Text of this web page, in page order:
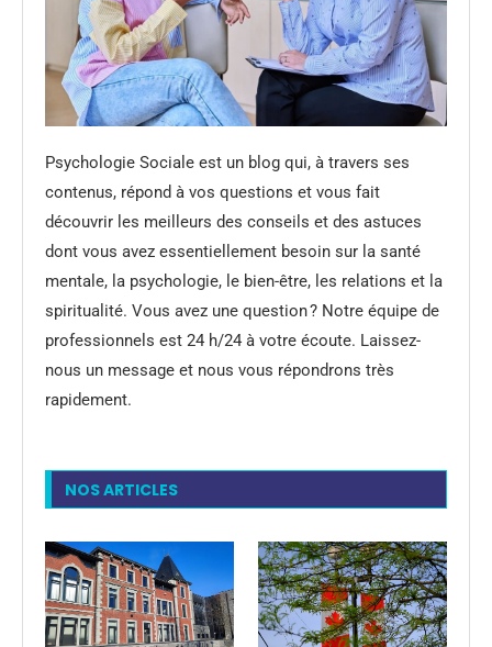
Psychologie Sociale est un blog qui, à travers ses
contenus, répond à vos questions et vous fait
découvrir les meilleurs des conseils et des astuces
dont vous avez essentiellement besoin sur la santé
mentale, la psychologie, le bien-être, les relations et la
spiritualité. Vous avez une question ? Notre équipe de
professionnels est 24 h/24 à votre écoute. Laissez-
nous un message et nous vous répondrons très
rapidement.
NOS ARTICLES